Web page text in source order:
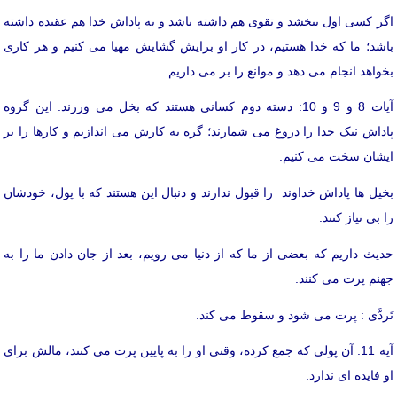
اگر کسی اول ببخشد و تقوی هم داشته باشد و به پاداش خدا هم عقیده داشته
باشد؛ ما که خدا هستیم، در کار او برایش گشایش مهیا می کنیم و هر کاری
بخواهد انجام می دهد و موانع را بر می داریم.
آیات 8 و 9 و 10: دسته دوم کسانی هستند که بخل می ورزند. این گروه
پاداش نیک خدا را دروغ می شمارند؛ گره به کارش می اندازیم و کارها را بر
ایشان سخت می کنیم.
بخیل ها پاداش خداوند را قبول ندارند و دنبال این هستند که با پول، خودشان
را بی نیاز کنند.
حدیث داریم که بعضی از ما که از دنیا می رویم، بعد از جان دادن ما را به
جهنم پرت می کنند.
تَردَّی : پرت می شود و سقوط می کند.
آیه 11: آن پولی که جمع کرده، وقتی او را به پایین پرت می کنند، مالش برای
او فایده ای ندارد.